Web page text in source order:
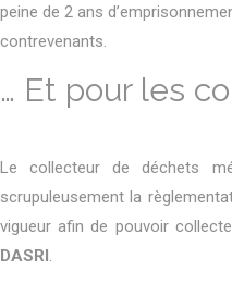
peine de 2 ans
contrevenants.
… Et pour les
Le collecteur de déchets
scrupuleusement la
vigueur afin de pouvoir
DASRI